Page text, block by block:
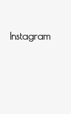
Instagram